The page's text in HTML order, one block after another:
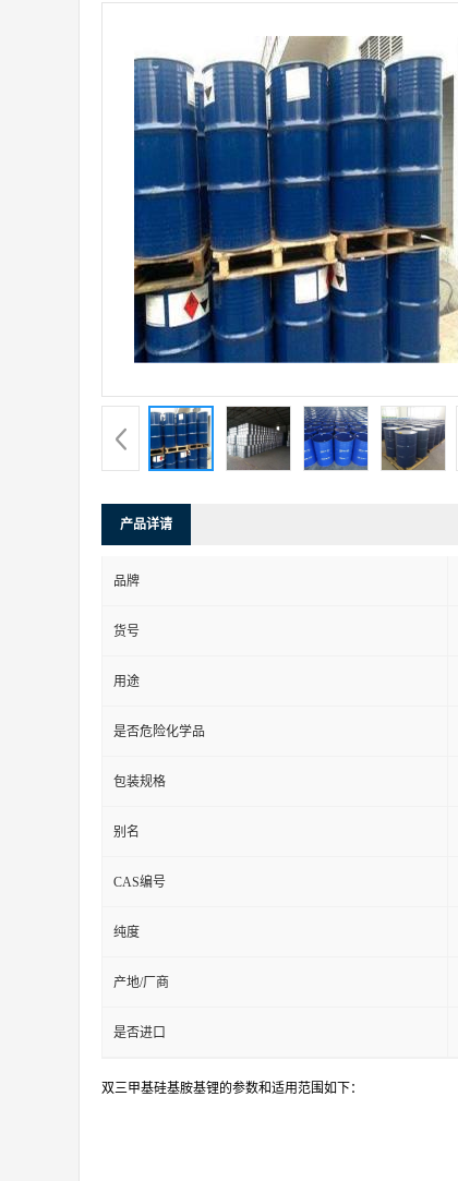
产品详请
品牌
货号
用途
是否危险化学品
包装规格
别名
CAS编号
纯度
产地/厂商
是否进口
双三甲基硅基胺基锂的参数和适用范围如下：